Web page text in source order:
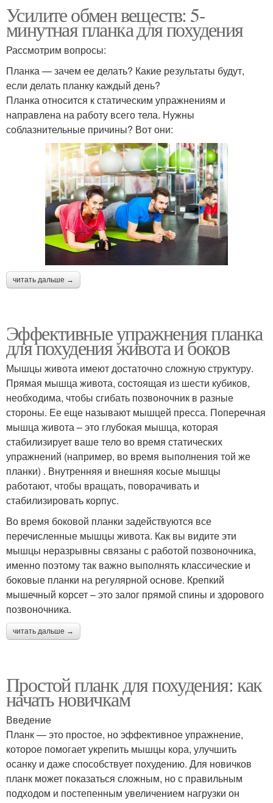
Усилите обмен веществ: 5-
минутная планка для похудения
Рассмотрим вопросы:
Планка — зачем ее делать? Какие результаты будут,
если делать планку каждый день?
Планка относится к статическим упражнениям и
направлена на работу всего тела. Нужны
соблазнительные причины? Вот они:
читать дальше →
Эффективные упражнения планка
для похудения живота и боков
Мышцы живота имеют достаточно сложную структуру.
Прямая мышца живота, состоящая из шести кубиков,
необходима, чтобы сгибать позвоночник в разные
стороны. Ее еще называют мышцей пресса. Поперечная
мышца живота – это глубокая мышца, которая
стабилизирует ваше тело во время статических
упражнений (например, во время выполнения той же
планки) . Внутренняя и внешняя косые мышцы
работают, чтобы вращать, поворачивать и
стабилизировать корпус.
Во время боковой планки задействуются все
перечисленные мышцы живота. Как вы видите эти
мышцы неразрывны связаны с работой позвоночника,
именно поэтому так важно выполнять классические и
боковые планки на регулярной основе. Крепкий
мышечный корсет – это залог прямой спины и здорового
позвоночника.
читать дальше →
Простой планк для похудения: как
начать новичкам
Введение
Планк — это простое, но эффективное упражнение,
которое помогает укрепить мышцы кора, улучшить
осанку и даже способствует похудению. Для новичков
планк может показаться сложным, но с правильным
подходом и постепенным увеличением нагрузки он